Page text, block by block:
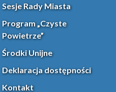
Sesje Rady Miasta
Program „Czyste
Powietrze”
Środki Unijne
Deklaracja dostępności
Kontakt